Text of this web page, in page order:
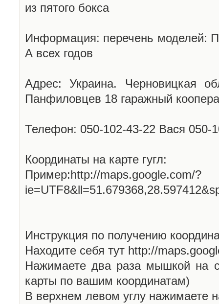
из пятого бокса
Информация: перечень моделей:
А всех годов
Адрес: Украина. Черновицкая
Панфиловцев 18 гаражный
Телефон: 050-102-43-22 Вася 050-
Координаты на карте гугл:
Пример:http://maps.google.com/?
Инструкция по получению
Находите себя тут http://
Нажимаете два раза мышкой на
карты по вашим координатам)
В верхнем левом углу нажимаете